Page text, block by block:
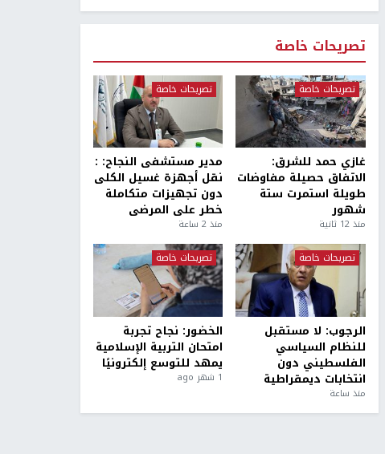
تصريحات خاصة
تصريحات خاصة
غازي حمد للشرق:
الاتفاق حصيلة مفاوضات
طويلة استمرت ستة
شهور
منذ 12 ثانية
تصريحات خاصة
مدير مستشفى النجاح: :
نقل أجهزة غسيل الكلى
دون تجهيزات متكاملة
خطر على المرضى
منذ 2 ساعة
تصريحات خاصة
الرجوب: لا مستقبل
للنظام السياسي
الفلسطيني دون
انتخابات ديمقراطية
منذ ساعة
تصريحات خاصة
الخضور: نجاح تجربة
امتحان التربية الإسلامية
يمهد للتوسع إلكترونيًا
1 شهر ago